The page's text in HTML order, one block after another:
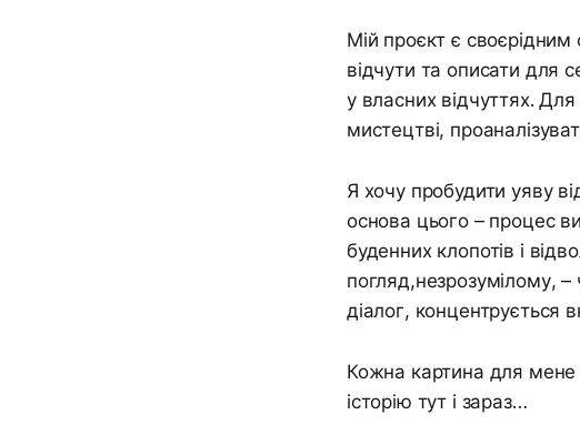
Мій проєкт є
відчути та описати для
у власних відчуттях.
мистецтві,
Я хочу пробудити уяву
основа цього – процес
буденних клопотів і
погляд,незрозумілому,
діалог, концентрується
Кожна картина для мене
історію тут і зараз…